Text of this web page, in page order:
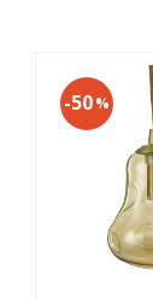
50%